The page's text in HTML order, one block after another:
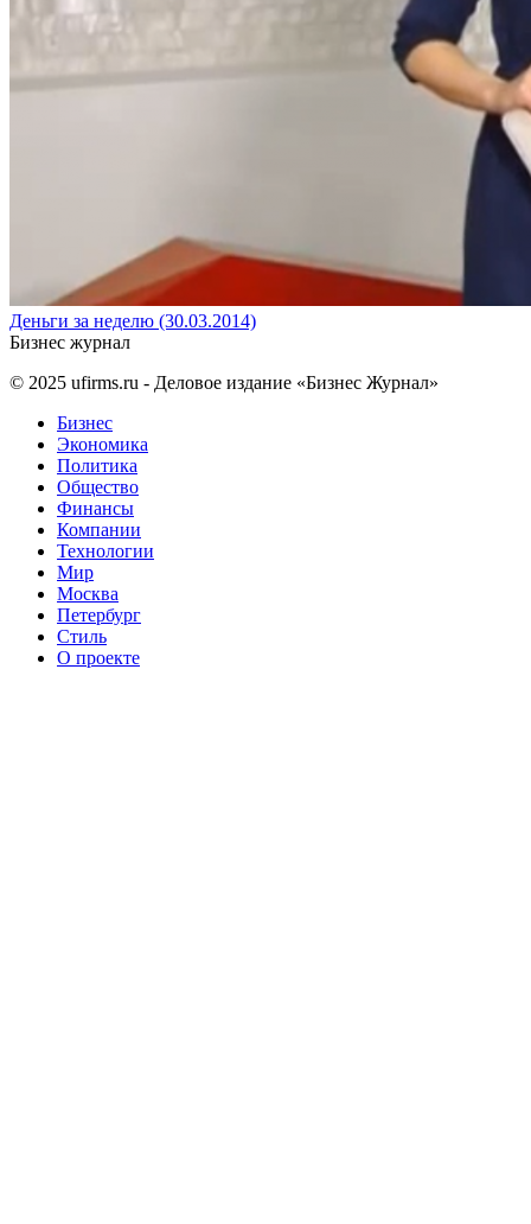
Деньги за неделю (30.03.2014)
Бизнес журнал
© 2025 ufirms.ru - Деловое издание «Бизнес Журнал»
Бизнес
Экономика
Политика
Общество
Финансы
Компании
Технологии
Мир
Москва
Петербург
Стиль
О проекте